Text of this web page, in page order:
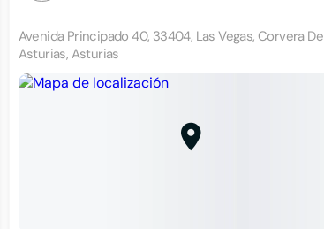
Avenida Principado 40, 33404, Las Vegas, Corvera De
Asturias, Asturias